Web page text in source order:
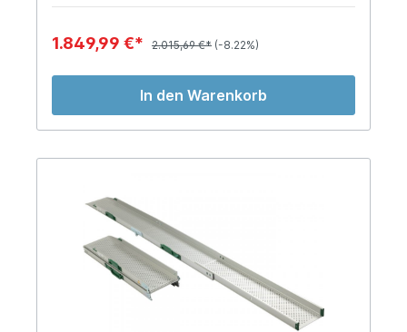
1.849,99 €* 2.015,69 €* (-8.22%)
In den Warenkorb